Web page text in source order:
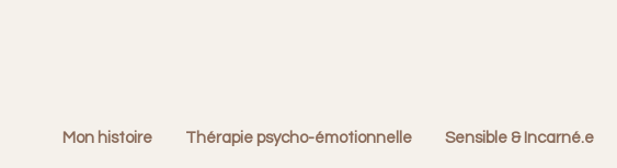
Mon histoire Thérapie psycho-émotionnelle Sensible & Incarné.e